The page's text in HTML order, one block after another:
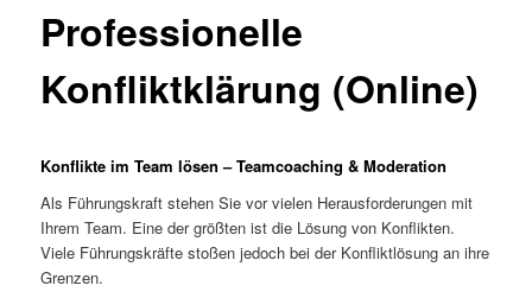
Professionelle
Konfliktklärung (Online)
Konflikte im Team lösen – Teamcoaching & Moderation
Als Führungskraft stehen Sie vor vielen Herausforderungen mit
Ihrem Team. Eine der größten ist die Lösung von Konflikten.
Viele Führungskräfte stoßen jedoch bei der Konfliktlösung an ihre
Grenzen.